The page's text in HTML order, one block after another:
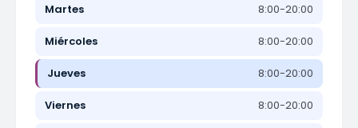
Martes 8:00-20:00
Miércoles 8:00-20:00
Jueves 8:00-20:00
Viernes 8:00-20:00